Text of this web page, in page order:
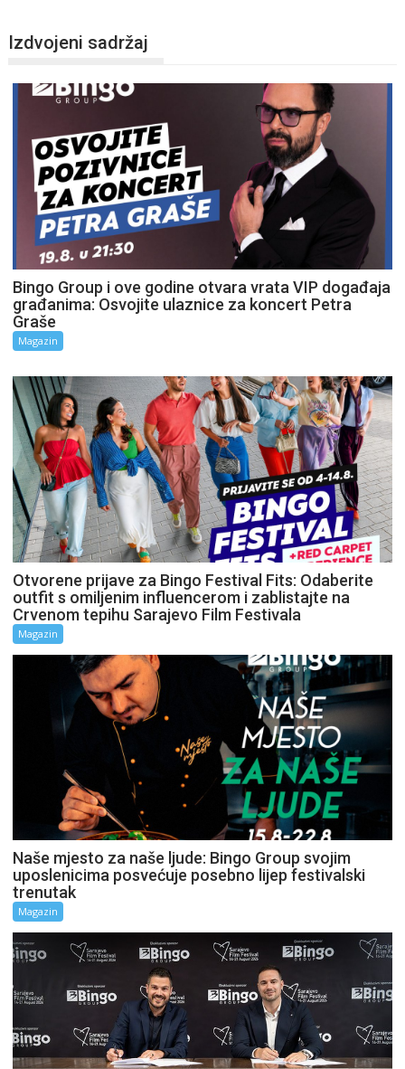
Izdvojeni sadržaj
Bingo Group i ove godine otvara vrata VIP događaja
građanima: Osvojite ulaznice za koncert Petra
Graše
Magazin
Otvorene prijave za Bingo Festival Fits: Odaberite
outfit s omiljenim influencerom i zablistajte na
Crvenom tepihu Sarajevo Film Festivala
Magazin
Naše mjesto za naše ljude: Bingo Group svojim
uposlenicima posvećuje posebno lijep festivalski
trenutak
Magazin